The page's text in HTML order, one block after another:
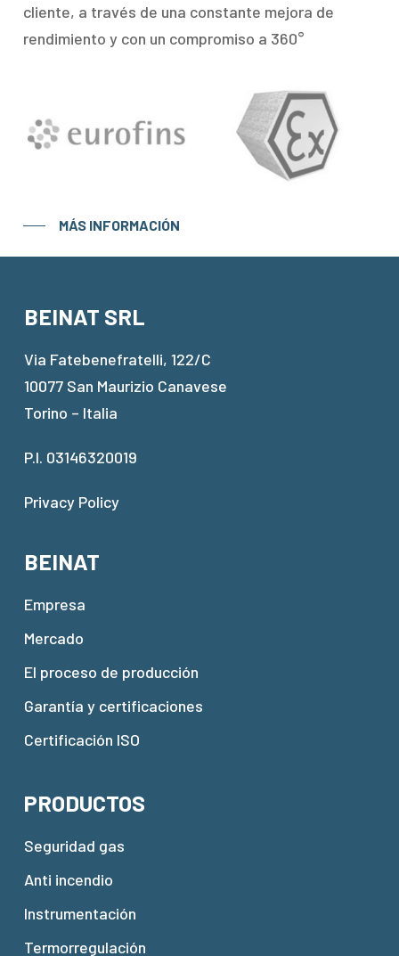
cliente, a través de una constante mejora de
rendimiento y con un compromiso a 360°
MÁS INFORMACIÓN
BEINAT SRL
Via Fatebenefratelli, 122/C
10077 San Maurizio Canavese
Torino – Italia
P.I. 03146320019
Privacy Policy
BEINAT
Empresa
Mercado
El proceso de producción
Garantía y certificaciones
Certificación ISO
PRODUCTOS
Seguridad gas
Anti incendio
Instrumentación
Termorregulación